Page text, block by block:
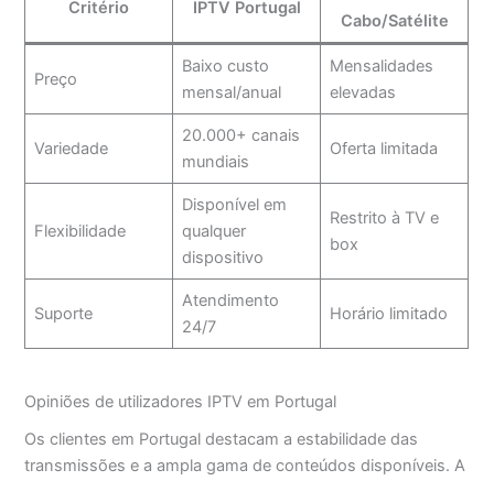
Critério IPTV Portugal
Cabo/Satélite
Preço
Baixo custo
mensal/anual
Mensalidades
elevadas
Variedade
20.000+ canais
mundiais
Oferta limitada
Flexibilidade
Disponível em
qualquer
dispositivo
Restrito à TV e
box
Suporte
Atendimento
24/7
Horário limitado
Opiniões de utilizadores IPTV em Portugal
Os clientes em Portugal destacam a estabilidade das
transmissões e a ampla gama de conteúdos disponíveis. A